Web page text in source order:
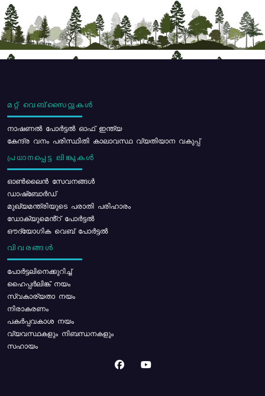
മറ്റ് വെബ്സൈറ്റുകൾ
നാഷണൽ പോർട്ടൽ ഓഫ് ഇന്ത്യ
കേന്ദ്ര വനം പരിസ്ഥിതി കാലാവസ്ഥ വ്യതിയാന വകുപ്പ്
പ്രധാനപ്പെട്ട ലിങ്കുകൾ
ഓൺലൈൻ സേവനങ്ങൾ
ഡാഷ്ബോർഡ്
മുഖ്യമന്ത്രിയുടെ പരാതി പരിഹാരം
ഡോക്യുമെൻ്റ് പോർട്ടൽ
ഔദ്യോഗിക വെബ് പോർട്ടൽ
വിവരങ്ങൾ
പോര്‍ട്ടലിനെക്കുറിച്ച്
ഹൈപ്പർലിങ്ക് നയം
സ്വകാര്യതാ നയം
നിരാകരണം
പകർപ്പവകാശ നയം
വ്യവസ്ഥകളും നിബന്ധനകളും
സഹായം